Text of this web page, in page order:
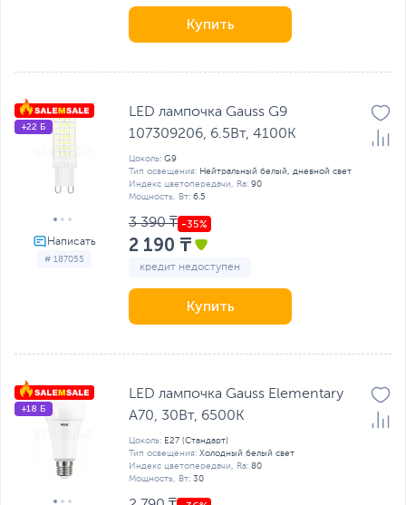
Купить
# 187055
+22 Б
LED лампочка Gauss G9
107309206, 6.5Вт, 4100K
Цоколь: G9
Тип освещения: Нейтральный белый, дневной свет
Индекс цветопередачи, Ra: 90
Мощность, Вт: 6.5
3 390 ₸
2 190 ₸
кредит недоступен
Купить
+18 Б
LED лампочка Gauss Elementary
A70, 30Вт, 6500K
Цоколь: E27 (Стандарт)
Тип освещения: Холодный белый свет
Индекс цветопередачи, Ra: 80
Мощность, Вт: 30